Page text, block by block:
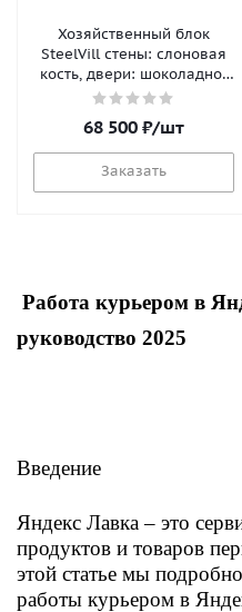
Хозяйственный блок
SteelVill стены: слоновая
кость, двери: шоколадно-
коричневый
68 500 ₽/шт
Заказать
​Работа курьером в
руководство 2025
​Введение
Яндекс Лавка – это
продуктов и товаров
этой статье мы
работы курьером в